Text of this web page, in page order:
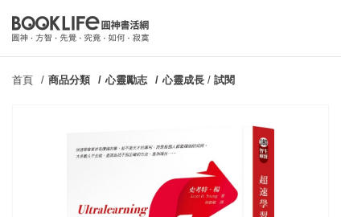
首頁 商品分類 心靈勵志 心靈成長 / 試閱